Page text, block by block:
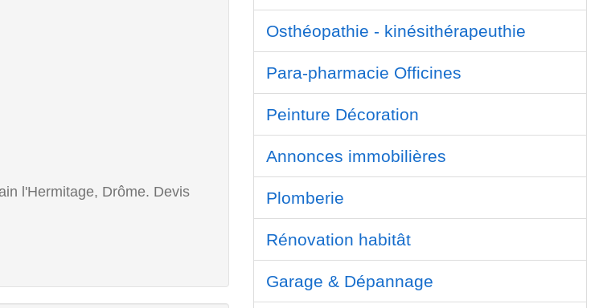
l'Hermitage, Drôme. Devis
Osthéopathie - kinésithérapeuthie
Para-pharmacie Officines
Peinture Décoration
Annonces immobilières
Plomberie
Rénovation habitât
Garage & Dépannage